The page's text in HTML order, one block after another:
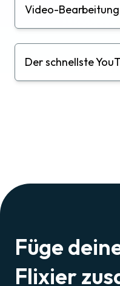
Video-Bearbeitung
Der schnellste
Füge
Flixier